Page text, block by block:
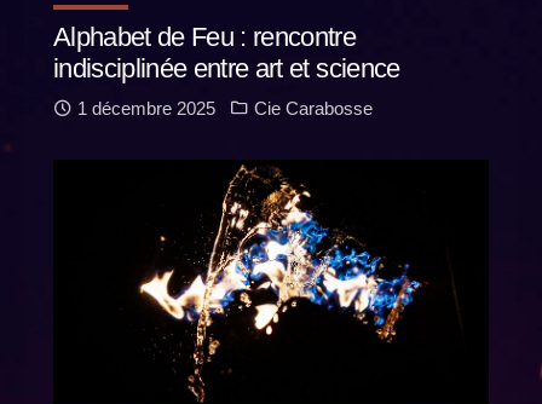
Alphabet de Feu : rencontre
indisciplinée entre art et science
1 décembre 2025 Cie Carabosse